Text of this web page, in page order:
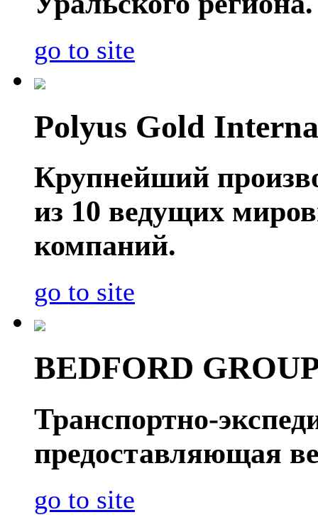
go to site
Polyus Gold
Крупнейший
из 10 ведущих
компаний.
go to site
BEDFORD
Транспортно-
предоставляющая
go to site